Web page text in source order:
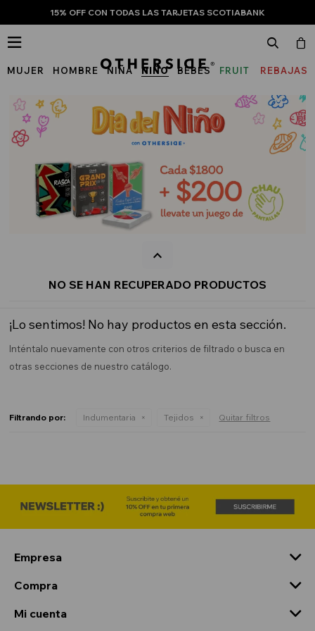
15% OFF CON TODAS LAS TARJETAS SCOTIABANK
MUJER HOMBRE NIÑA NIÑO BEBÉS
FRUIT
THE
LOOM
REBAJAS

NO SE HAN RECUPERADO PRODUCTOS
¡Lo sentimos! No hay productos en esta sección.
Inténtalo nuevamente con otros criterios de filtrado o busca en
otras secciones de nuestro catálogo.
Filtrando por: Indumentaria Tejidos Quitar filtros
Empresa
Compra
Mi cuenta